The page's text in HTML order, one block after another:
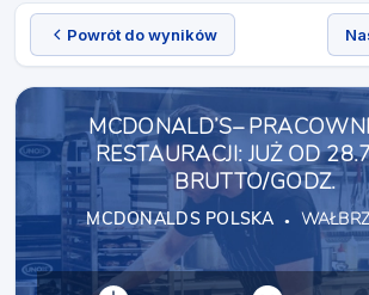
Powrót do wyników
MCDONALD’S–
RESTAURACJI: JUŻ OD
BRUTTO/GODZ.
MCDONALDS POLSKA